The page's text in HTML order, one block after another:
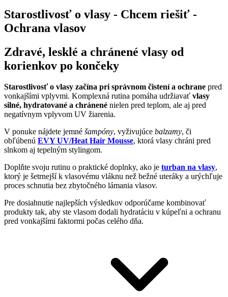
Starostlivosť o vlasy - Chcem riešiť -
Ochrana vlasov
Zdravé, lesklé a chránené vlasy od
korienkov po končeky
Starostlivosť o vlasy začína pri správnom čistení a ochrane pred
vonkajšími vplyvmi. Komplexná rutina pomáha udržiavať vlasy
silné, hydratované a chránené nielen pred teplom, ale aj pred
negatívnym vplyvom UV žiarenia.
V ponuke nájdete jemné šampóny, vyživujúce balzamy, či
obľúbenú EVY UV/Heat Hair Mousse, ktorá vlasy chráni pred
slnkom aj tepelným stylingom.
Doplňte svoju rutinu o praktické doplnky, ako je turban na vlasy,
ktorý je šetrnejší k vlasovému vláknu než bežné uteráky a urýchľuje
proces schnutia bez zbytočného lámania vlasov.
Pre dosiahnutie najlepších výsledkov odporúčame kombinovať
produkty tak, aby ste vlasom dodali hydratáciu v kúpeľni a ochranu
pred vonkajšími faktormi počas celého dňa.